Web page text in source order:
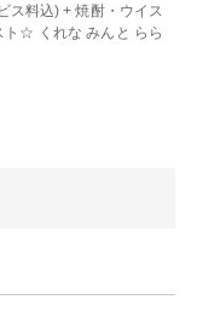
ス料込) + 焼酎・ウイス
☆ くれな みんと らら